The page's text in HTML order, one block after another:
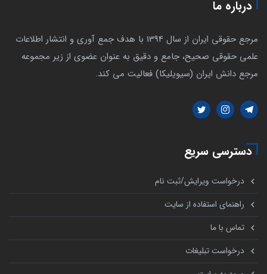
درباره ما
مرجع حقوقی ایران از سال 1394 با هدف جمع آوری و انتشار اطلاعات
علمی حقوقی صحیح، جامع و دقیق به عنوان عضوی از زیر مجموعه
مرجع دانش ایران (سیویلیکا) فعالیت می کند.
دسترسی سریع
درخواست ویرایش/ثبت نام
راهنمای استفاده از سایت
تماس با ما
درخواست تبلیغات